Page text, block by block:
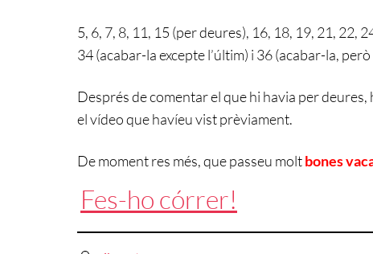
5, 6, 7, 8, 11, 15 (per deures), 16, 18, 19, 21, 22,
34 (acabar-la excepte l’últim) i 36 (acabar-la, però
Després de comentar el que hi havia per
el vídeo que havíeu vist prèviament.
De moment res més, que passeu moltbones
Fes-ho córrer!